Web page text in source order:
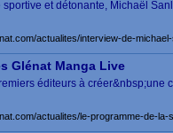
et détonante, Michaël
actualites/interview-de-
Glénat Manga Live
éditeurs à
actualites/le-programme-de-